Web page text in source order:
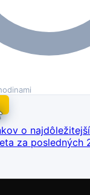
o
za posledných